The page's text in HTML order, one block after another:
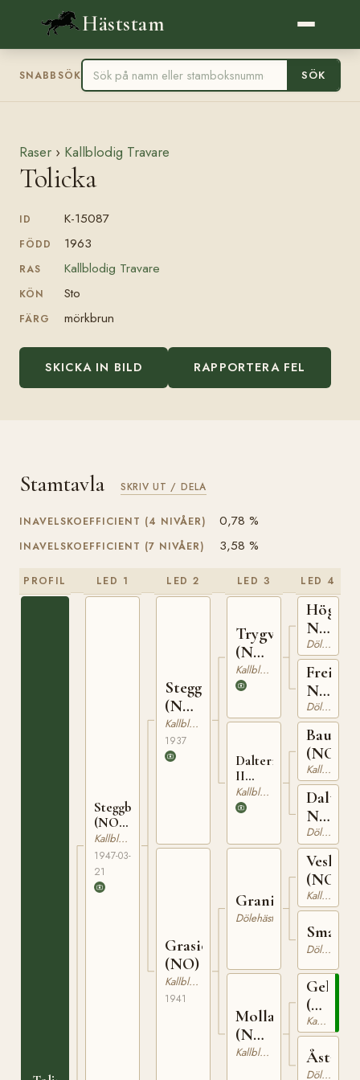
Häststam
SNABBSÖK SÖK
Raser › Kallblodig Travare
Tolicka
ID K-15087
FÖDD 1963
RAS Kallblodig Travare
KÖN Sto
FÄRG mörkbrun
SKICKA IN BILD RAPPORTERA FEL
Stamtavla SKRIV UT / DELA
INAVELSKOEFFICIENT (4 NIVÅER) 0,78 %
INAVELSKOEFFICIENT (7 NIVÅER) 3,58 %
PROFIL LED 1
Steggbest
(NO)
T-233Kallblodig Travare
1947-03-
21
LED 2
Stegg
(NO)
T-169
Kallblodig Travare
1937
Grasiös
(NO)
Kallblodig Travare
1941
LED 3
Trygve
(NO)
T-66
Kallblodig Travare
Dalterna
II
(NO)
T-201
Kallblodig Travare
Granit
Dölehäst
Molla
(NO)
T-371
Kallblodig Travare
LED 4
Högnar
N
1208
Dölehäst
Freia
N
5446
Dölehäst
Baus
(NO)
Kallblodig Travare
N
5645
Dölehäst
(NO)
Kallblodig Travare
Smarty
Dölehäst
Gelmin
(NO)
T-
73
Kallblodig Travare
Åsta
Dölehäst